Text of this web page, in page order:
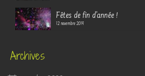
Fêtes de fin d’année !
12 novembre 2019
Archives